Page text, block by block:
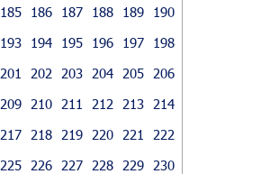
185 186 187 188 189
190
193 194 195 196 197
198
201 202 203 204 205
206
209 210 211 212 213
214
217 218 219 220 221
222
225 226 227 228 229
230